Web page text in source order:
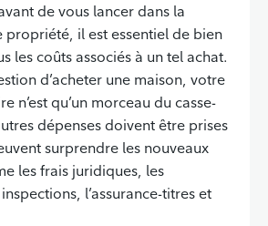
de vous lancer dans la
propriété, il est essentiel de bien
les coûts associés à un tel achat.
d’acheter une maison, votre
n’est qu’un morceau du casse-
dépenses doivent être prises
surprendre les nouveaux
les frais juridiques, les
l’assurance-titres et